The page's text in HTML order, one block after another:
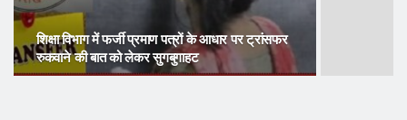
शिक्षा विभाग में फर्जी प्रमाण पत्रों के आधार पर ट्रांसफर
रुकवाने की बात को लेकर सुगबुगाहट